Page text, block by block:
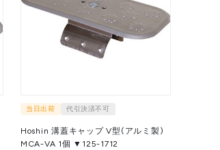
当日出荷 代引決済不可
Hoshin 溝蓋キャップ V型(アルミ製)
MCA-VA 1個 ▼125-1712